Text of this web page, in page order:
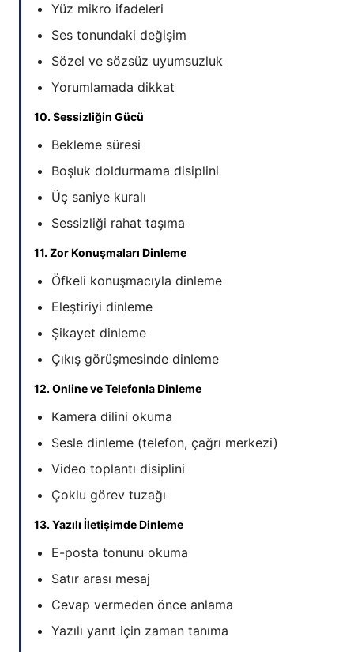
Yüz mikro ifadeleri
Ses tonundaki değişim
Sözel ve sözsüz uyumsuzluk
Yorumlamada dikkat
10. Sessizliğin Gücü
Bekleme süresi
Boşluk doldurmama disiplini
Üç saniye kuralı
Sessizliği rahat taşıma
11. Zor Konuşmaları Dinleme
Öfkeli konuşmacıyla dinleme
Eleştiriyi dinleme
Şikayet dinleme
Çıkış görüşmesinde dinleme
12. Online ve Telefonla Dinleme
Kamera dilini okuma
Sesle dinleme (telefon, çağrı merkezi)
Video toplantı disiplini
Çoklu görev tuzağı
13. Yazılı İletişimde Dinleme
E-posta tonunu okuma
Satır arası mesaj
Cevap vermeden önce anlama
Yazılı yanıt için zaman tanıma